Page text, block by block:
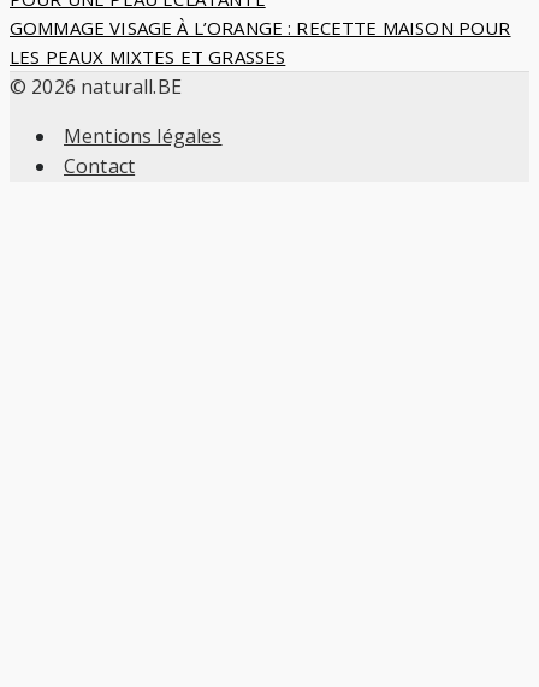
de
l’article
GOMMAGE VISAGE À L’ORANGE : RECETTE MAISON POUR
LES PEAUX MIXTES ET GRASSES
© 2026 naturall.BE
Mentions légales
Contact